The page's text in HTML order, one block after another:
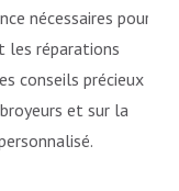
nécessaires pour
les réparations
conseils précieux
et sur la